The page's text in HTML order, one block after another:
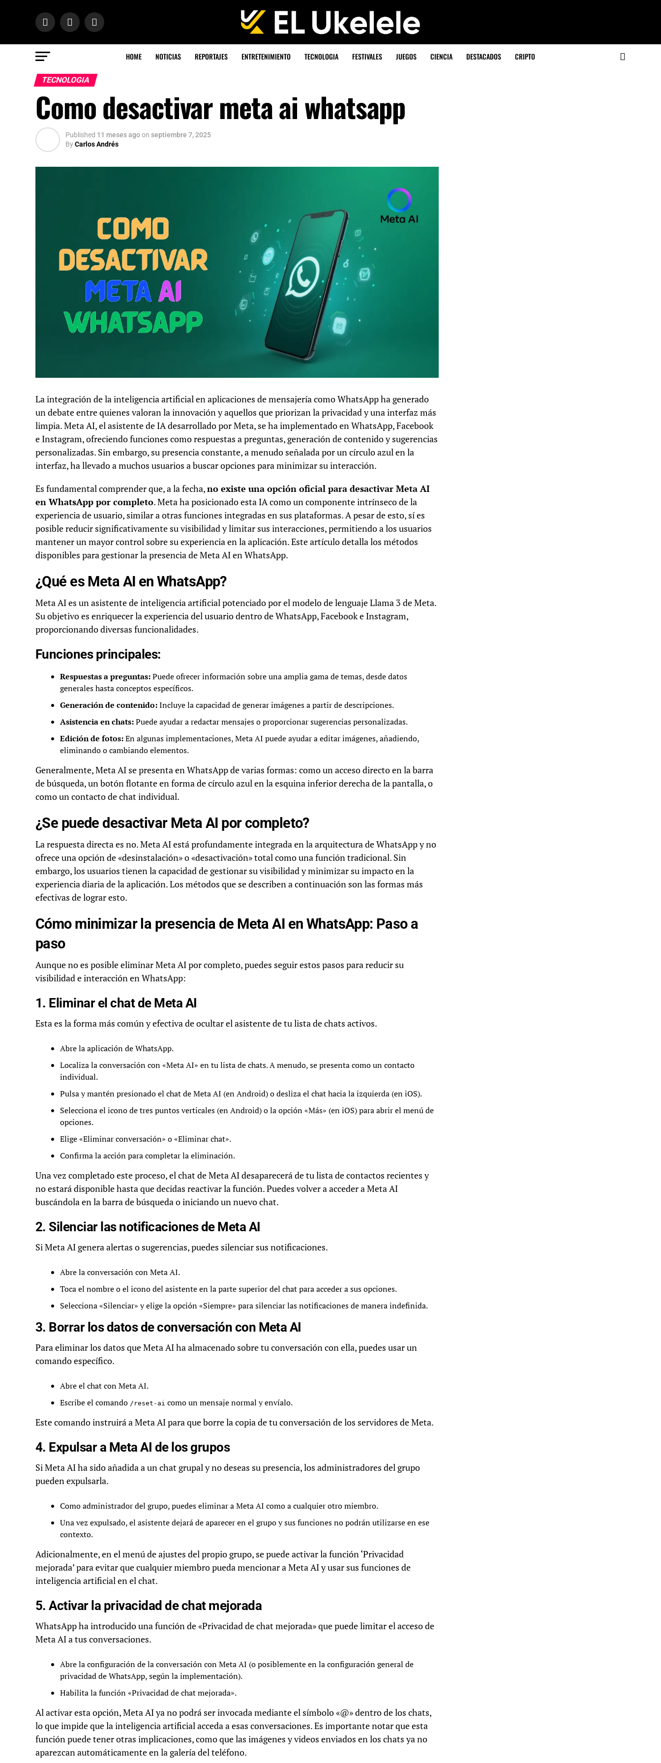
HOME NOTICIAS REPORTAJES ENTRETENIMIENTO TECNOLOGIA FESTIVALES JUEGOS CIENCIA DESTACADOS CRIPTO
TECNOLOGIA
Como desactivar meta ai whatsapp
Published 11 meses agoon septiembre 7, 2025
ByCarlos Andrés
La integración de la inteligencia artificial en aplicaciones de mensajería como WhatsApp ha generado
un debate entre quienes valoran la innovación y aquellos que priorizan la privacidad y una interfaz más
limpia. Meta AI, el asistente de IA desarrollado por Meta, se ha implementado en WhatsApp, Facebook
e Instagram, ofreciendo funciones como respuestas a preguntas, generación de contenido y sugerencias
personalizadas. Sin embargo, su presencia constante, a menudo señalada por un círculo azul en la
interfaz, ha llevado a muchos usuarios a buscar opciones para minimizar su interacción.
Es fundamental comprender que, a la fecha,no existe una opción oficial para desactivar Meta AI
en WhatsApp por completo. Meta ha posicionado esta IA como un componente intrínseco de la
experiencia de usuario, similar a otras funciones integradas en sus plataformas. A pesar de esto, sí es
posible reducir significativamente su visibilidad y limitar sus interacciones, permitiendo a los usuarios
mantener un mayor control sobre su experiencia en la aplicación. Este artículo detalla los métodos
disponibles para gestionar la presencia de Meta AI en WhatsApp.
¿Qué es Meta AI en WhatsApp?
Meta AI es un asistente de inteligencia artificial potenciado por el modelo de lenguaje Llama 3 de Meta.
Su objetivo es enriquecer la experiencia del usuario dentro de WhatsApp, Facebook e Instagram,
proporcionando diversas funcionalidades.
Funciones principales:
Respuestas a preguntas:Puede ofrecer información sobre una amplia gama de temas, desde datos
generales hasta conceptos específicos.
Generación de contenido:Incluye la capacidad de generar imágenes a partir de descripciones.
Asistencia en chats:Puede ayudar a redactar mensajes o proporcionar sugerencias personalizadas.
Edición de fotos:En algunas implementaciones, Meta AI puede ayudar a editar imágenes, añadiendo,
eliminando o cambiando elementos.
Generalmente, Meta AI se presenta en WhatsApp de varias formas: como un acceso directo en la barra
de búsqueda, un botón flotante en forma de círculo azul en la esquina inferior derecha de la pantalla, o
como un contacto de chat individual.
¿Se puede desactivar Meta AI por completo?
La respuesta directa es no. Meta AI está profundamente integrada en la arquitectura de WhatsApp y no
ofrece una opción de «desinstalación» o «desactivación» total como una función tradicional. Sin
embargo, los usuarios tienen la capacidad de gestionar su visibilidad y minimizar su impacto en la
experiencia diaria de la aplicación. Los métodos que se describen a continuación son las formas más
efectivas de lograr esto.
Cómo minimizar la presencia de Meta AI en WhatsApp: Paso a
paso
Aunque no es posible eliminar Meta AI por completo, puedes seguir estos pasos para reducir su
visibilidad e interacción en WhatsApp:
1. Eliminar el chat de Meta AI
Esta es la forma más común y efectiva de ocultar el asistente de tu lista de chats activos.
Abre la aplicación de WhatsApp.
Localiza la conversación con «Meta AI» en tu lista de chats. A menudo, se presenta como un contacto
individual.
Pulsa y mantén presionado el chat de Meta AI (en Android) o desliza el chat hacia la izquierda (en iOS).
Selecciona el icono de tres puntos verticales (en Android) o la opción «Más» (en iOS) para abrir el menú de
opciones.
Elige «Eliminar conversación» o «Eliminar chat».
Confirma la acción para completar la eliminación.
Una vez completado este proceso, el chat de Meta AI desaparecerá de tu lista de contactos recientes y
no estará disponible hasta que decidas reactivar la función. Puedes volver a acceder a Meta AI
buscándola en la barra de búsqueda o iniciando un nuevo chat.
2. Silenciar las notificaciones de Meta AI
Si Meta AI genera alertas o sugerencias, puedes silenciar sus notificaciones.
Abre la conversación con Meta AI.
Toca el nombre o el icono del asistente en la parte superior del chat para acceder a sus opciones.
Selecciona «Silenciar» y elige la opción «Siempre» para silenciar las notificaciones de manera indefinida.
3. Borrar los datos de conversación con Meta AI
Para eliminar los datos que Meta AI ha almacenado sobre tu conversación con ella, puedes usar un
comando específico.
Abre el chat con Meta AI.
Escribe el comando /reset-ai como un mensaje normal y envíalo.
Este comando instruirá a Meta AI para que borre la copia de tu conversación de los servidores de Meta.
4. Expulsar a Meta AI de los grupos
Si Meta AI ha sido añadida a un chat grupal y no deseas su presencia, los administradores del grupo
pueden expulsarla.
Como administrador del grupo, puedes eliminar a Meta AI como a cualquier otro miembro.
Una vez expulsado, el asistente dejará de aparecer en el grupo y sus funciones no podrán utilizarse en ese
contexto.
Adicionalmente, en el menú de ajustes del propio grupo, se puede activar la función ‘Privacidad
mejorada’ para evitar que cualquier miembro pueda mencionar a Meta AI y usar sus funciones de
inteligencia artificial en el chat.
5. Activar la privacidad de chat mejorada
WhatsApp ha introducido una función de «Privacidad de chat mejorada» que puede limitar el acceso de
Meta AI a tus conversaciones.
Abre la configuración de la conversación con Meta AI (o posiblemente en la configuración general de
privacidad de WhatsApp, según la implementación).
Habilita la función «Privacidad de chat mejorada».
Al activar esta opción, Meta AI ya no podrá ser invocada mediante el símbolo «@» dentro de los chats,
lo que impide que la inteligencia artificial acceda a esas conversaciones. Es importante notar que esta
función puede tener otras implicaciones, como que las imágenes y videos enviados en los chats ya no
aparezcan automáticamente en la galería del teléfono.